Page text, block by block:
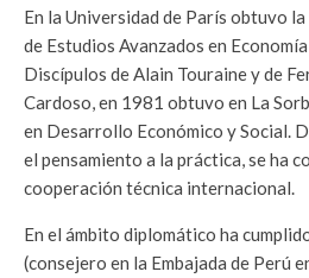
En la Universidad de París obtuvo
de Estudios Avanzados en
Discípulos de Alain Touraine y de
Cardoso, en 1981 obtuvo en La
en Desarrollo Económico y Social.
el pensamiento a la práctica, se ha
cooperación técnica internacional.
En el ámbito diplomático ha
(consejero en la Embajada de Perú